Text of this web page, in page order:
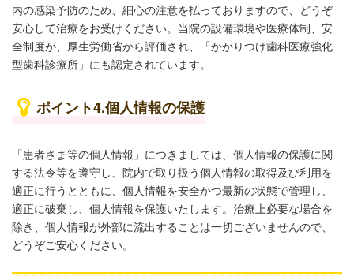
内の感染予防のため、細心の注意を払っておりますので、どうぞ
安心して治療をお受けください。当院の設備環境や医療体制、安
全制度が、厚生労働省から評価され、「かかりつけ歯科医療強化
型歯科診療所」にも認定されています。
ポイント4.個人情報の保護
「患者さま等の個人情報」につきましては、個人情報の保護に関
する法令等を遵守し、院内で取り扱う個人情報の取得及び利用を
適正に行うとともに、個人情報を安全かつ最新の状態で管理し、
適正に破棄し、個人情報を保護いたします。治療上必要な場合を
除き、個人情報が外部に流出することは一切ございませんので、
どうぞご安心ください。